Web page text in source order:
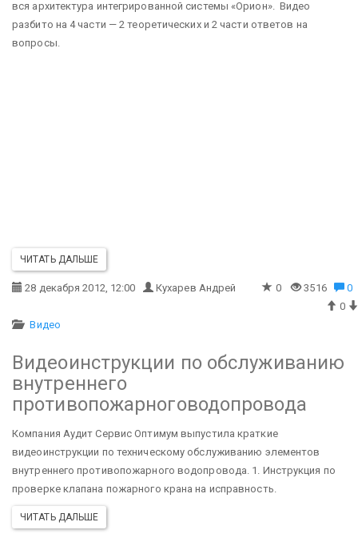
вся архитектура интегрированной системы «Орион». Видео
разбито на 4 части — 2 теоретических и 2 части ответов на
вопросы.
ЧИТАТЬ ДАЛЬШЕ
28 декабря 2012, 12:00 Кухарев Андрей 0 3516
0
0
Видео
Видеоинструкции по обслуживанию
внутреннего
противопожарноговодопровода
Компания Аудит Сервис Оптимум выпустила краткие
видеоинструкции по техническому обслуживанию элементов
внутреннего противопожарного водопровода. 1. Инструкция по
проверке клапана пожарного крана на исправность.
ЧИТАТЬ ДАЛЬШЕ